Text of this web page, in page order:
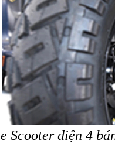
Scooter điện 4